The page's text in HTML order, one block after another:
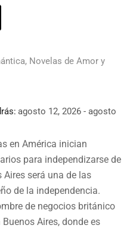
, Novelas de Amor y
agosto 12, 2026 - agosto
en América inician
para independizarse de
Aires será una de las
de la independencia.
de negocios británico
Aires, donde es